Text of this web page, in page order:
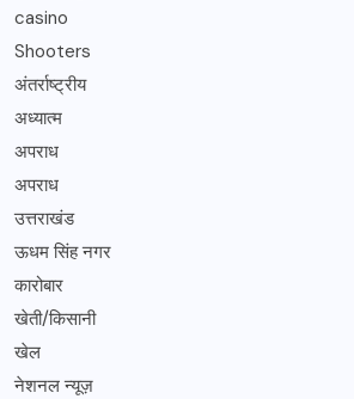
casino
Shooters
अंतर्राष्ट्रीय
अध्यात्म
अपराध
अपराध
उत्तराखंड
ऊधम सिंह नगर
कारोबार
खेती/किसानी
खेल
नेशनल न्यूज़